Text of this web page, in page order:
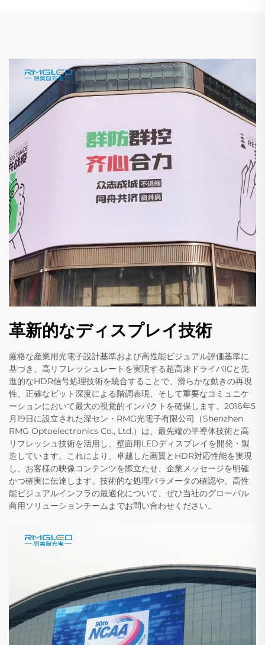
革新的なディスプレイ技術
厳格な産業用光電子設計基準および高性能ビジュアル評価基準に
基づき、高リフレッシュレートを実現する超高速ドライバICと先
進的なHDR信号処理技術を統合することで、滑らかな動きの再現
性、正確なビット深度による階調表現、そして重要なコミュニケ
ーションにおいて最大の視覚的インパクトを確保します。2016年5
月19日に設立された深セン・RMG光電子有限公司（Shenzhen
RMG Optoelectronics Co., Ltd.）は、最先端の半導体技術と高
リフレッシュ技術を活用し、壁面用LEDディスプレイを開発・製
造しています。これにより、卓越した画質とHDR対応性能を実現
し、お客様の映像コンテンツを際立たせ、企業メッセージを明確
かつ確実に伝達します。技術的な処理パラメータの確認や、高性
能ビジュアルインフラの最適化について、ぜひ当社のグローバル
商用ソリューションチームまでお問い合わせください。